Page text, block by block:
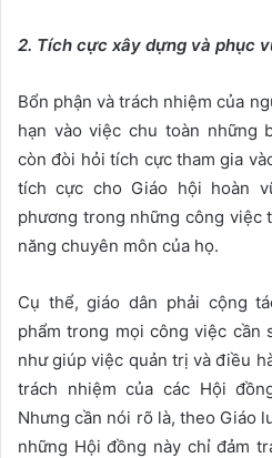
2. Tích cực xây dựng và phục
Bổn phận và trách nhiệm của
hạn vào việc chu toàn những
còn đòi hỏi tích cực tham gia
tích cực cho Giáo hội hoàn
phương trong những công việc
năng chuyên môn của họ.
Cụ thể, giáo dân phải cộng
phẩm trong mọi công việc cần
như giúp việc quản trị và điều
trách nhiệm của các Hội
Nhưng cần nói rõ là, theo Giáo
những Hội đồng này chỉ đảm